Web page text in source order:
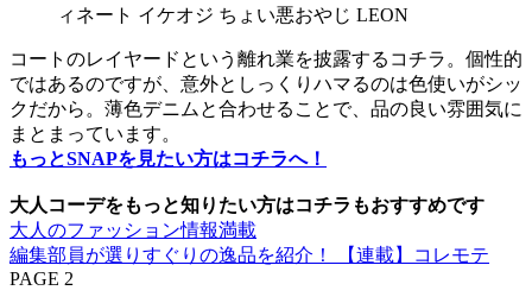
コートのレイヤードという離れ業を披露するコチラ。個性的
ではあるのですが、意外としっくりハマるのは色使いがシッ
クだから。薄色デニムと合わせることで、品の良い雰囲気に
まとまっています。
もっとSNAPを見たい方はコチラへ！
大人コーデをもっと知りたい方はコチラもおすすめです
大人のファッション情報満載
編集部員が選りすぐりの逸品を紹介！ 【連載】コレモテ
PAGE 2